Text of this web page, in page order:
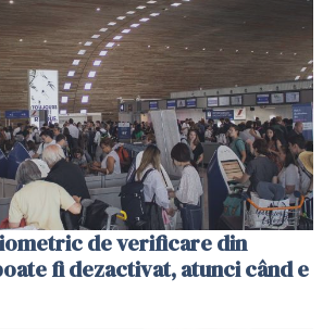
de verificare din
fi dezactivat, atunci când e